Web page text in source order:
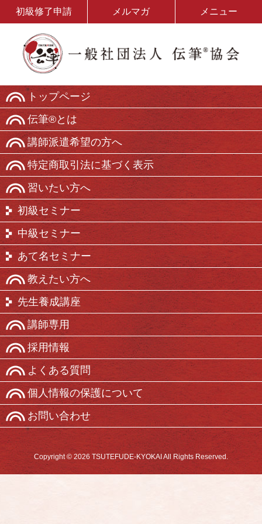
初級修了申請 メルマガ メニュー
トップページ
伝筆®とは
講師派遣希望の方へ
特定商取引法に基づく表示
習いたい方へ
初級セミナー
中級セミナー
あて名セミナー
教えたい方へ
先生養成講座
講師専用
採用情報
よくある質問
個人情報の保護について
お問い合わせ
Copyright © 2026 TSUTEFUDE-KYOKAI All Rights Reserved.